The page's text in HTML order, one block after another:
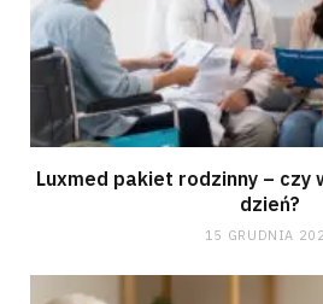
Luxmed pakiet rodzinny – czy
dzień?
15 GRUDNIA